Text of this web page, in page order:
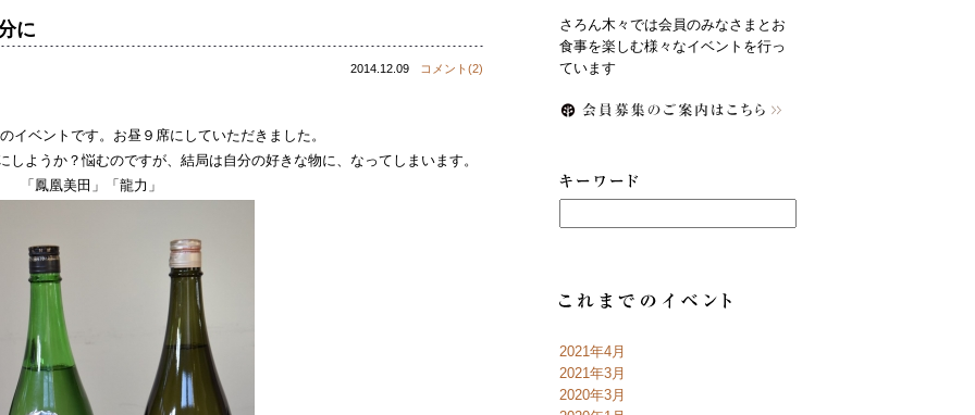
に
コメント(2)
2014.12.09
イベントです。お昼９席にしていただきました。
ようか？悩むのですが、結局は自分の好きな物に、なってしまいます。
「鳳凰美田」「龍力」
さろん木々では会員のみなさまとお
食事を楽しむ様々なイベントを行っ
ています
2021年4月
2021年3月
2020年3月